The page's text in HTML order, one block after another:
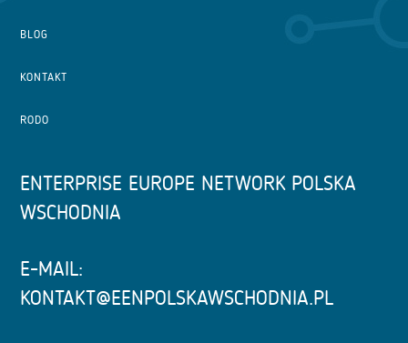
BLOG
KONTAKT
RODO
ENTERPRISE EUROPE NETWORK POLSKA
WSCHODNIA
E-MAIL:
KONTAKT@EENPOLSKAWSCHODNIA.PL